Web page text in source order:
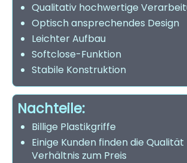
Qualitativ hochwertige
Optisch ansprechendes Design
Leichter Aufbau
Softclose-Funktion
Stabile Konstruktion
Nachteile:
Billige Plastikgriffe
Einige Kunden finden die
Verhältnis zum Preis